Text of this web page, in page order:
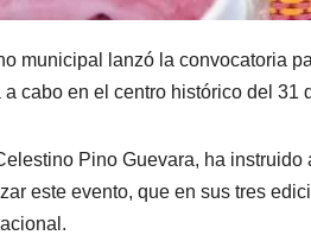
municipal lanzó la convocatoria
cabo en el centro histórico del 31
Pino Guevara, ha
este evento, que en sus tres